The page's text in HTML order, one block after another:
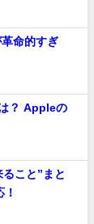
命的すぎ
？ Appleの
こと”まと